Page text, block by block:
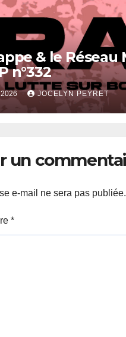
& le Réseau
n°332
JOCELYN PEYRET
un
e-mail ne sera pas publiée.
*